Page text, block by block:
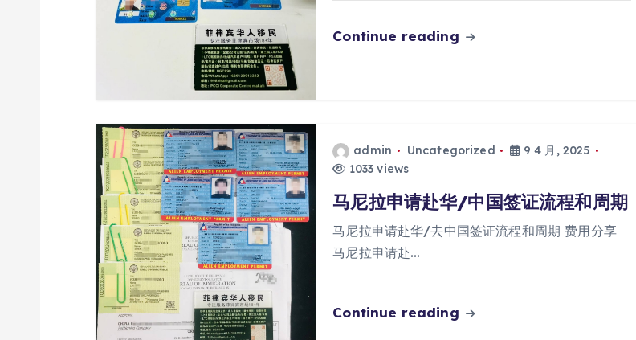
Continue reading
admin Uncategorized
9 4 月, 2025
1033 views
马尼拉申请赴华/中国签证流程和周期
马尼拉申请赴华/去中国签证流程和周期 费用分享
马尼拉申请赴…
Continue reading